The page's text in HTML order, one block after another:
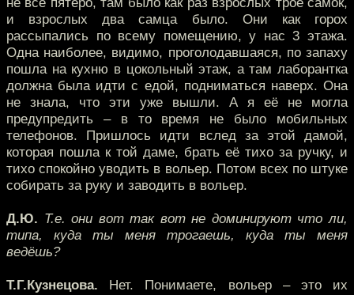
и взрослых два самца было. Они как горох
рассыпались по всему помещению, у нас 3 этажа.
Одна наиболее, видимо, проголодавшаяся, по запаху
пошла на кухню в цокольный этаж, а там лаборантка
должна была идти с едой, подниматься наверх. Она
не знала, что эти уже вышли. А я её не могла
предупредить – в то время не было мобильных
телефонов. Пришлось идти вслед за этой дамой,
которая пошла к той даме, брать её тихо за ручку, и
тихо спокойно уводить в вольер. Потом всех по штуке
собирать за руку и заводить в вольер.
Д.Ю. Т.е. они вот так вот не доминируют что ли,
типа, куда ты меня трогаешь, куда ты меня
ведёшь?
Т.Г.Кузнецова. Нет. Понимаете, вольер – это их